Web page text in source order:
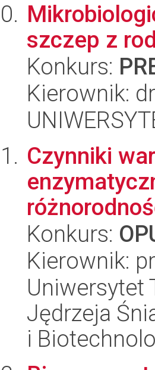
szczep z
Konkurs:
Kierownik:
Czynniki
Konkurs:
Kierownik:
Uniwersytet
Jędrzeja
i